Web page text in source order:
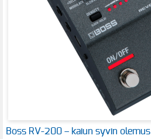
Boss RV-200 – kaiun syvin olemus